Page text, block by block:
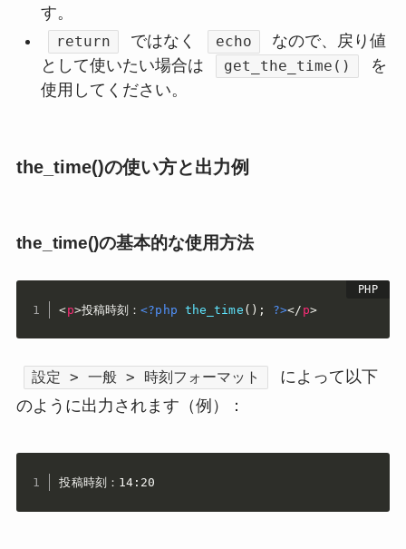
す。
return ではなく echo
なので、戻り値
として使いたい場合は
get_the_time()
を
使用してください。
the_time()の使い方と出力例
the_time()の基本的な使用方法
<p>投稿時刻：<?php the_time ( ) ; ?></ p>
設定 > 一般 > 時刻フォーマット
によって以下
のように出力されます（例）：
投稿時刻：14:20